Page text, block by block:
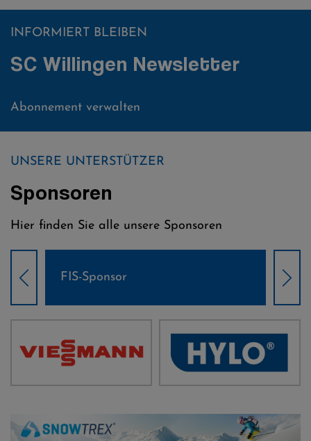
INFORMIERT BLEIBEN
SC Willingen Newsletter
Abonnement verwalten
UNSERE UNTERSTÜTZER
Sponsoren
Hier finden Sie alle unsere Sponsoren
Weltcup-Sponsoren Damen